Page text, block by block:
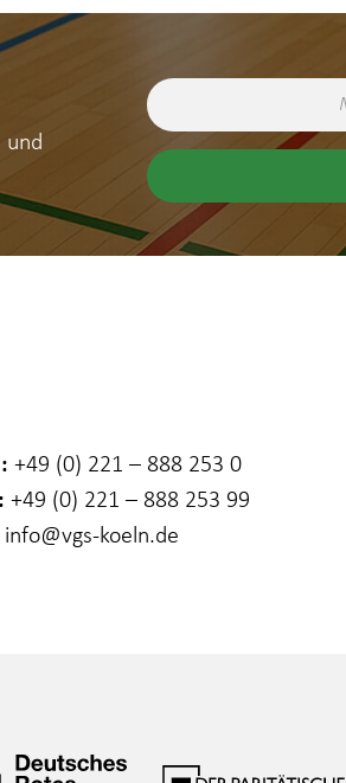
und
+49 (0) 221 – 888 253 0
+49 (0) 221 – 888 253 99
info@vgs-koeln.de